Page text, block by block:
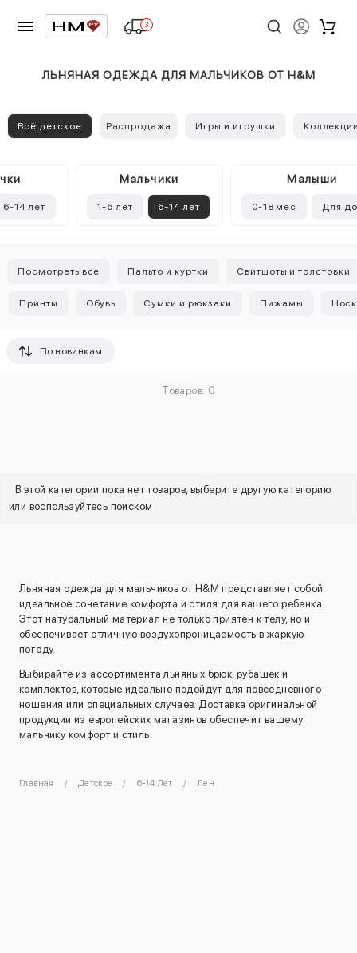
3
ЛЬНЯНАЯ ОДЕЖДА ДЛЯ МАЛЬЧИКОВ ОТ H&M
Всё детское Распродажа Игры и игрушки
6-14 лет
Mальчики
1-6 лет 6-14 лет
Малыши
0-18 мес Для
Посмотреть все Пальто и куртки Свитшоты и толстовки
Принты Обувь Сумки и рюкзаки Пижамы
По новинкам
Товаров: 0
В этой категории пока нет товаров, выберите другую категорию
или воспользуйтесь поиском
Льняная одежда для мальчиков от H&M представляет собой
идеальное сочетание комфорта и стиля для вашего ребенка.
Этот натуральный материал не только приятен к телу, но и
обеспечивает отличную воздухопроницаемость в жаркую
погоду.
Выбирайте из ассортимента льняных брюк, рубашек и
комплектов, которые идеально подойдут для повседневного
ношения или специальных случаев. Доставка оригинальной
продукции из европейских магазинов обеспечит вашему
мальчику комфорт и стиль.
Главная Детское 6-14 Лет Лен